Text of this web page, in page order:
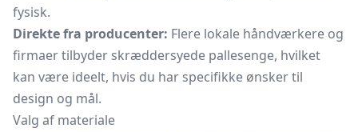
fysisk.
Direkte fra producenter: Flere lokale håndværkere og
firmaer tilbyder skræddersyede pallesenge, hvilket
kan være ideelt, hvis du har specifikke ønsker til
design og mål.
Valg af materiale